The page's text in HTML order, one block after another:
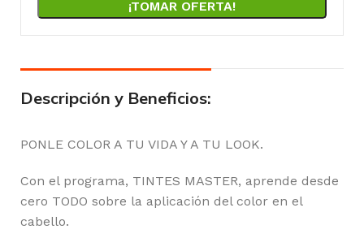
¡TOMAR OFERTA!
Descripción y Beneficios:
PONLE COLOR A TU VIDA Y A TU LOOK.
Con el programa, TINTES MASTER, aprende desde
cero TODO sobre la aplicación del color en el
cabello.